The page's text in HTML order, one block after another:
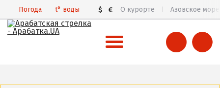
Погода t° воды $ € О курорте Азовское море